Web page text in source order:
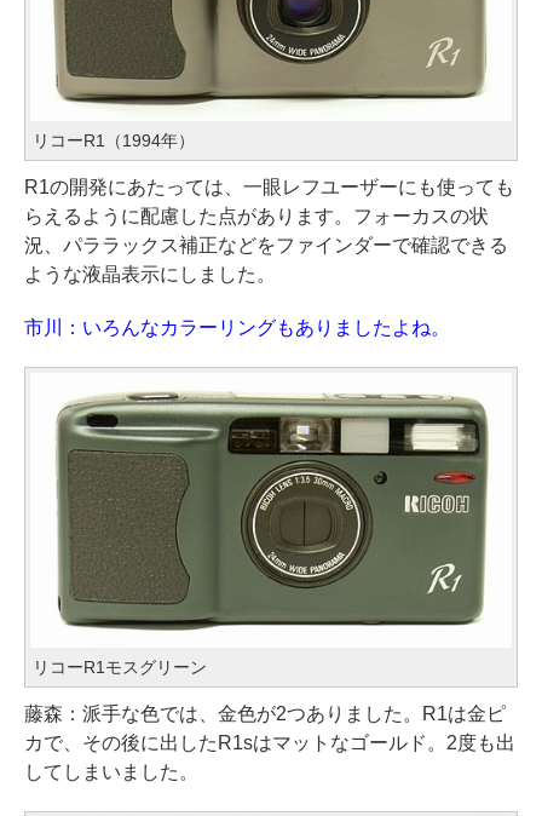
リコーR1（1994年）
R1の開発にあたっては、一眼レフユーザーにも使っても
らえるように配慮した点があります。フォーカスの状
況、パララックス補正などをファインダーで確認できる
ような液晶表示にしました。
市川：いろんなカラーリングもありましたよね。
リコーR1モスグリーン
藤森：派手な色では、金色が2つありました。R1は金ピ
カで、その後に出したR1sはマットなゴールド。2度も出
してしまいました。